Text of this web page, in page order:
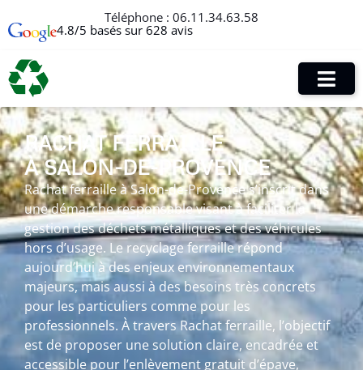
Téléphone : 06.11.34.63.58
4.8/5 basés sur 628 avis
RACHAT FERRAILLE
À SALON-DE-PROVENCE
Rachat ferraille à Salon-de-Provence s’inscrit dans
une démarche responsable visant à faciliter la
gestion des déchets métalliques et des véhicules
hors d’usage. Le recyclage ferraille répond
aujourd’hui à des enjeux environnementaux
majeurs, mais aussi à des besoins très concrets
pour les particuliers comme pour les
professionnels. À travers Rachat ferraille, l’objectif
est de proposer une solution claire, encadrée et
accessible pour l’enlèvement gratuit d’épave,